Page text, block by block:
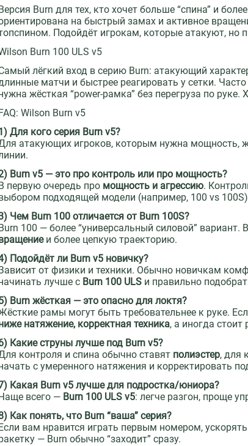
Версия Burn для тех, кто хочет больше “спина” и
на быстрый замах и активное
Подойдёт игрокам, которые атакуют, но
Burn 100 ULS v5
лёгкий вход в серию Burn: атакующий
матчи и быстрее реагировать у сетки.
жёсткая “power-рамка” без перегруза по
FAQ: Wilson Burn v5
Для кого серия Burn v5?
атакующих игроков, которым нужна мощность,
Burn v5 — это про контроль или про мощность?
В первую очередь про мощность и агрессию.
подходящей модели (например, 100 vs
Чем Burn 100 отличается от Burn 100S?
Burn 100 — более “универсальный силовой”
и более цепкую траекторию.
Подойдёт ли Burn v5 новичку?
от физики и техники. Обычно новичкам
лучше с Burn 100 ULS и правильно
Burn жёсткая — это опасно для локтя?
рамы могут быть требовательнее к руке.
натяжение, корректная техника, а иногда
Какие струны лучше под Burn v5?
контроля и спина обычно ставят полиэстер, для
с умеренного натяжения и корректировать
Какая Burn v5 лучше для подростка/юниора?
всего — Burn 100 ULS v5: легче разгон, проще
Как понять, что Burn “ваша” серия?
Если вам нравится играть первым номером,
— Burn обычно “заходит” сразу.